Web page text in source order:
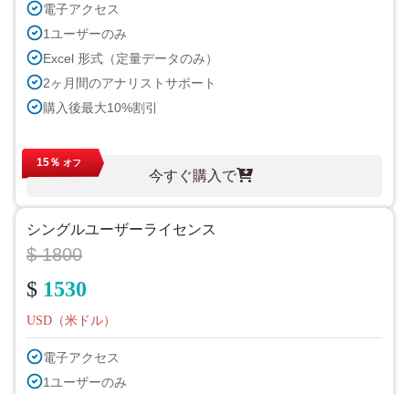
電子アクセス
1ユーザーのみ
Excel 形式（定量データのみ）
2ヶ月間のアナリストサポート
購入後最大10%割引
今すぐ購入で
15％ オフ
シングルユーザーライセンス
$ 1800
$ 1530
USD（米ドル）
電子アクセス
1ユーザーのみ